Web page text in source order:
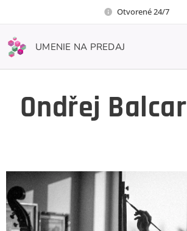
Otvorené 24/7
UMENIE NA PREDAJ
Ondřej Balcar